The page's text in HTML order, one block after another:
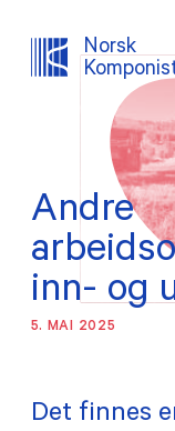
Norsk
Logg inn
OM NKF
AKTUELT
TJENESTER
Andre
inn- og
5. MAI 2025
Det finnes